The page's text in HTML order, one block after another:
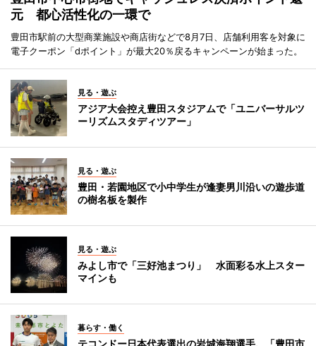
元 都心活性化の一環で
豊田市駅前の大型商業施設や商店街などで8月7日、店舗利用客を対象に
電子クーポン「dポイント」が最大20％戻るキャンペーンが始まった。
見る・遊ぶ
アジア大会控え豊田スタジアムで「ユニバーサルツ
ーリズムスタディツアー」
見る・遊ぶ
豊田・若園地区で小中学生が逢妻男川沿いの遊歩道
の樹名板を製作
見る・遊ぶ
みよし市で「三好池まつり」 水面彩る水上スター
マインも
暮らす・働く
テコンドー日本代表選出の岩城海翔選手、「豊田市